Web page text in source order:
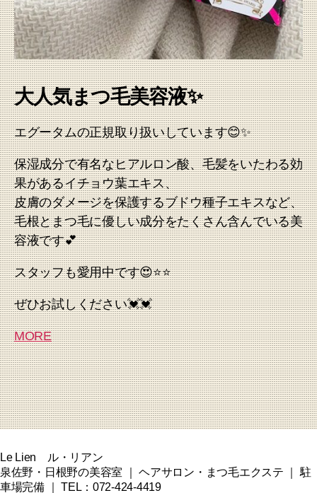
大人気まつ毛美容液✨
エグータムの正規取り扱いしています😊✨
保湿成分で有名なヒアルロン酸、毛髪をいたわる効
果があるイチョウ葉エキス、
皮膚のダメージを保護するブドウ種子エキスなど、
毛根とまつ毛に優しい成分をたくさん含んでいる美
容液です💕
スタッフも愛用中です😍⭐⭐
ぜひお試しください💓💓
MORE
Le Lien ル・リアン
泉佐野・日根野の美容室 ｜ ヘアサロン・まつ毛エクステ ｜ 駐
車場完備 ｜ TEL：072-424-4419